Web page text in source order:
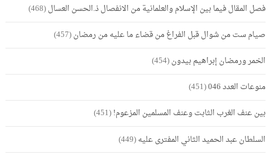
فصل المقال فيما بين الإسلام والعلمانية من الانفصال ذ.الحسن العسال(468)
صيام ست من شوال قبل الفراغ من قضاء ما عليه من رمضان(457)
الخمر ورمضان إبراهيم بيدون(454)
منوعات العدد 046
(451)
بين عنف الغرب الثابت وعنف المسلمين المزعوم!(451)
السلطان عبد الحميد الثاني المفترى عليه(449)